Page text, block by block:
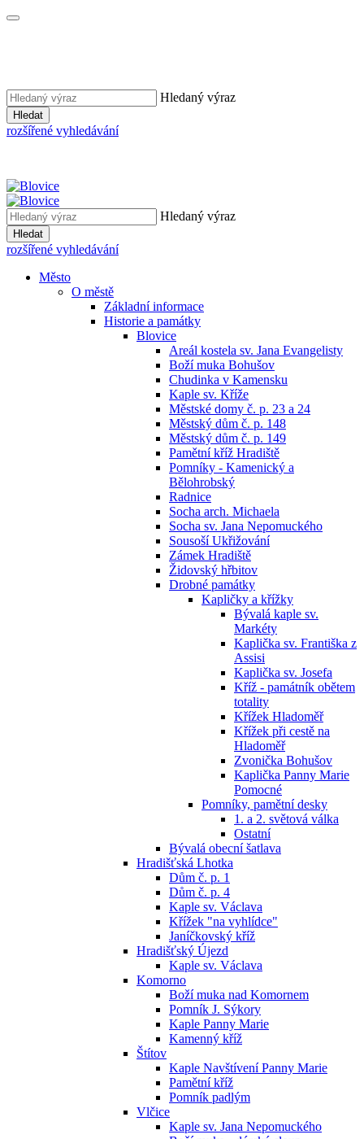
Hledaný výraz
Hledat
rozšířené vyhledávání
Hledaný výraz
Hledat
rozšířené vyhledávání
Město
O městě
Základní informace
Historie a památky
Blovice
Areál kostela sv. Jana Evangelisty
Boží muka Bohušov
Chudinka v Kamensku
Kaple sv. Kříže
Městské domy č. p. 23 a 24
Městský dům č. p. 148
Městský dům č. p. 149
Pamětní kříž Hradiště
Pomníky - Kamenický a
Bělohrobský
Radnice
Socha arch. Michaela
Socha sv. Jana Nepomuckého
Sousoší Ukřižování
Zámek Hradiště
Židovský hřbitov
Drobné památky
Kapličky a křížky
Bývalá kaple sv.
Markéty
Kaplička sv. Františka z
Assisi
Kaplička sv. Josefa
Kříž - památník obětem
totality
Křížek Hladoměř
Křížek při cestě na
Hladoměř
Zvonička Bohušov
Kaplička Panny Marie
Pomocné
Pomníky, pamětní desky
1. a 2. světová válka
Ostatní
Bývalá obecní šatlava
Hradišťská Lhotka
Dům č. p. 1
Dům č. p. 4
Kaple sv. Václava
Křížek "na vyhlídce"
Janíčkovský kříž
Hradišťský Újezd
Kaple sv. Václava
Komorno
Boží muka nad Komornem
Pomník J. Sýkory
Kaple Panny Marie
Kamenný kříž
Štítov
Kaple Navštívení Panny Marie
Pamětní kříž
Pomník padlým
Vlčice
Kaple sv. Jana Nepomuckého